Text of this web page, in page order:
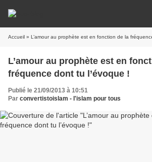
Accueil
L’amour au prophète est en
fréquence dont tu l’évoque‏ !
Publié le 21/09/2013 à 10:51
Par convertistoislam - l'islam pour tous